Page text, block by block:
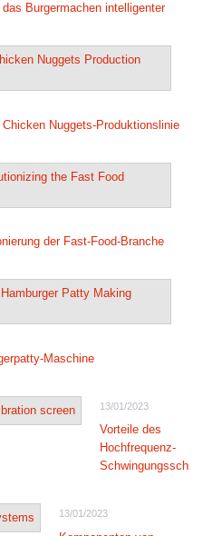
Burgermachen intelligenter
Nuggets-Produktionslinie
der Fast-Food-Branche
Maschine
13/01/2023
Vorteile des
Hochfrequenz-
13/01/2023